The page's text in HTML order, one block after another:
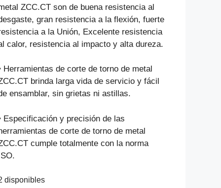
era:
$102.445.
es:
$73.760.
ZCC.CT son de buena resistencia al
gran resistencia a la flexión, fuerte
a la Unión, Excelente resistencia
calor, resistencia al impacto y alta dureza.
Herramientas de corte de torno de metal
brinda larga vida de servicio y fácil
ensamblar, sin grietas ni astillas.
Especificación y precisión de las
de corte de torno de metal
cumple totalmente con la norma
disponibles